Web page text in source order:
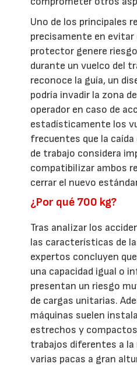
Uno de los principales
precisamente en evitar
protector genere
durante un vuelco del
reconoce la guía, un
podría invadir la zona
operador en caso de
estadísticamente los
frecuentes que la caída
de trabajo considera
compatibilizar ambos
cerrar el nuevo
¿Por qué 700 kg?
Tras analizar los
las características de
expertos concluyen
una capacidad igual o
presentan un riesgo
de cargas unitarias.
máquinas suelen
estrechos y
trabajos diferentes a la
varias pacas a gran